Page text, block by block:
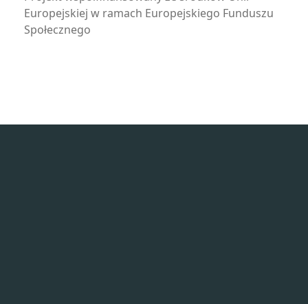
Europejskiej w ramach Europejskiego Funduszu
Społecznego